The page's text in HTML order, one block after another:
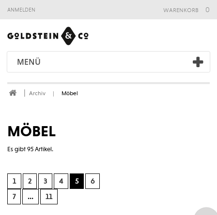
anmelden
MENÜ
warenkorb 0
Archiv Möbel
MÖBEL
Es gibt 95 Artikel.
1 2 3 4 5 6
7 ... 11